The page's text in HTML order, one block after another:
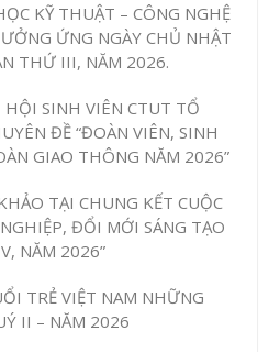
KỸ THUẬT – CÔNG NGHỆ
ỨNG NGÀY CHỦ NHẬT
THỨ III, NĂM 2026.
SINH VIÊN CTUT TỔ
ĐỀ “ĐOÀN VIÊN, SINH
GIAO THÔNG NĂM 2026”
TẠI CHUNG KẾT CUỘC
ĐỔI MỚI SÁNG TẠO
NĂM 2026”
TRẺ VIỆT NAM NHỮNG
II – NĂM 2026